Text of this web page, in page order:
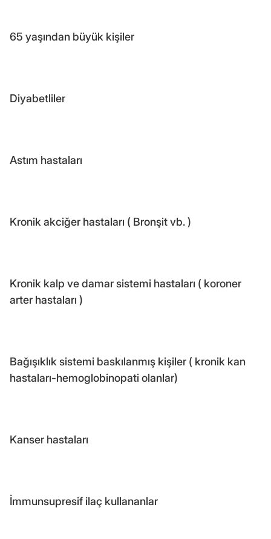
65 yaşından büyük kişiler
Diyabetliler
Astım hastaları
Kronik akciğer hastaları ( Bronşit vb. )
Kronik kalp ve damar sistemi hastaları ( koroner
arter hastaları )
Bağışıklık sistemi baskılanmış kişiler ( kronik kan
hastaları-hemoglobinopati olanlar)
Kanser hastaları
İmmunsupresif ilaç kullananlar